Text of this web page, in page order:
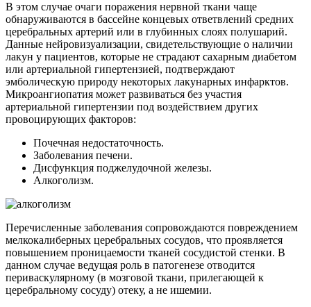
В этом случае очаги поражения нервной ткани чаще
обнаруживаются в бассейне концевых ответвлений средних
церебральных артерий или в глубинных слоях полушарий.
Данные нейровизуализации, свидетельствующие о наличии
лакун у пациентов, которые не страдают сахарным диабетом
или артериальной гипертензией, подтверждают
эмболическую природу некоторых лакунарных инфарктов.
Микроангиопатия может развиваться без участия
артериальной гипертензии под воздействием других
провоцирующих факторов:
Почечная недостаточность.
Заболевания печени.
Дисфункция поджелудочной железы.
Алкоголизм.
Перечисленные заболевания сопровождаются повреждением
мелкокалиберных церебральных сосудов, что проявляется
повышением проницаемости тканей сосудистой стенки. В
данном случае ведущая роль в патогенезе отводится
периваскулярному (в мозговой ткани, прилегающей к
церебральному сосуду) отеку, а не ишемии.